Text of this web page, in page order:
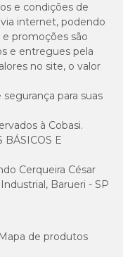
e condições de
internet, podendo
e promoções são
e entregues pela
no site, o valor
para suas
à Cobasi.
BÁSICOS E
Cerqueira César
Barueri - SP
Mapa de produtos